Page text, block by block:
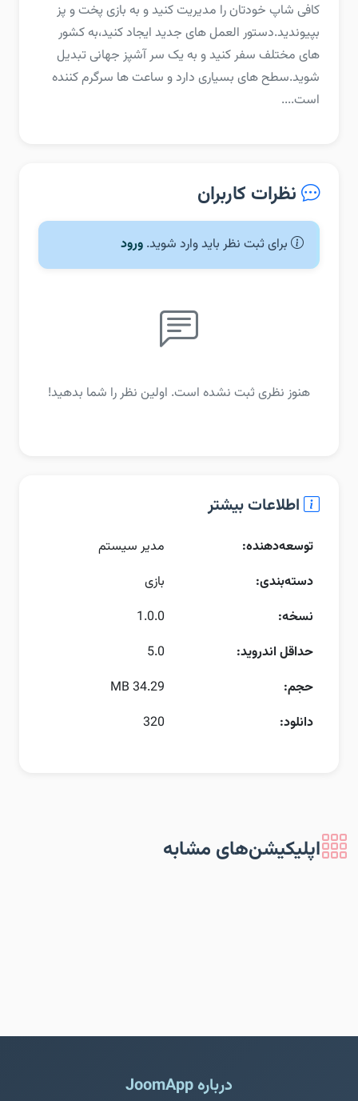
‏‏کافی شاپ خودتان را مدیریت کنید و به بازی پخت و پز
بپیوندید.دستور العمل های جدید ایجاد کنید،به کشور
های مختلف سفر کنید و به یک سر آشپز جهانی تبدیل
شوید.‏سطح های بسیاری دارد و ساعت ها سرگرم کننده
است....
نظرات کاربران
برای ثبت نظر باید وارد شوید. ورود
هنوز نظری ثبت نشده است. اولین نظر را شما بدهید!
اطلاعات بیشتر
توسعه‌دهنده:
مدیر سیستم
دسته‌بندی:
بازی
نسخه:
1.0.0
حداقل اندروید:
5.0
حجم:
34.29 MB
دانلود:
320
اپلیکیشن‌های مشابه
درباره JoomApp